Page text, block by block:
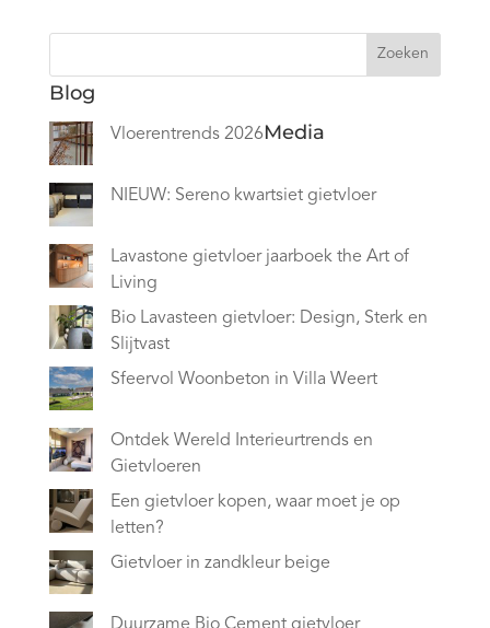
Zoeken
Blog
Vloerentrends 2026
NIEUW: Sereno kwartsiet gietvloer
Lavastone gietvloer jaarboek the Art of
Living
Bio Lavasteen gietvloer: Design, Sterk en
Slijtvast
Sfeervol Woonbeton in Villa Weert
Ontdek Wereld Interieurtrends en
Gietvloeren
Een gietvloer kopen, waar moet je op
letten?
Gietvloer in zandkleur beige
Duurzame Bio Cement gietvloer
Media